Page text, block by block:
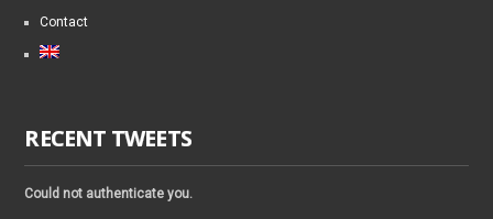
Contact
RECENT TWEETS
Could not authenticate you.